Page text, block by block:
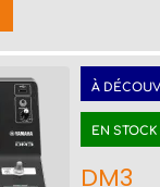
À
EN STOCK
DM3